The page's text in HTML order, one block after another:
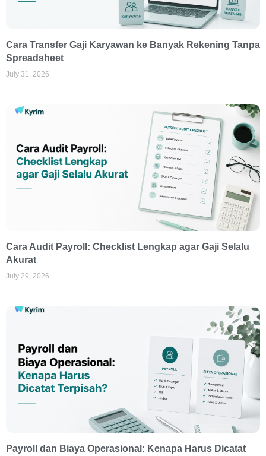
Cara Transfer Gaji Karyawan ke Banyak Rekening Tanpa
Spreadsheet
July 31, 2026
Cara Audit Payroll: Checklist Lengkap agar Gaji Selalu
Akurat
July 29, 2026
Payroll dan Biaya Operasional: Kenapa Harus Dicatat